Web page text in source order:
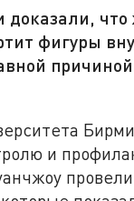
доказали, что
фигуры
и